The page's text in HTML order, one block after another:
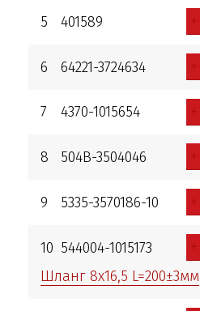
5 401589 +
6 64221-3724634 +
7 4370-1015654 +
8 504В-3504046 +
9 5335-3570186-10 +
10 544004-1015173
+
Шланг 8х16,5 L=200±3мм